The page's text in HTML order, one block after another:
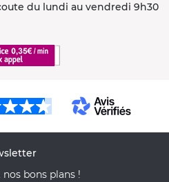
du lundi au vendredi 9h30
bons plans !